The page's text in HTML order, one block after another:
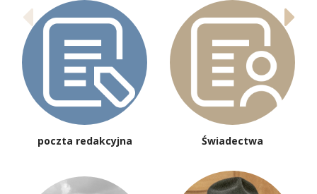
poczta redakcyjna Świadectwa